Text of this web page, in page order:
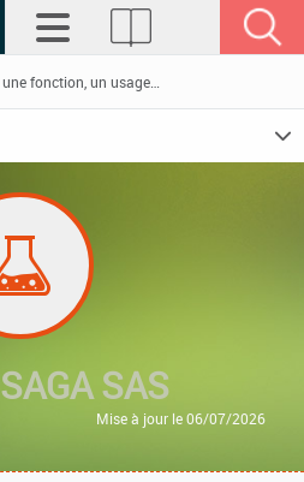
SAGA SAS
Mise à jour le 06/07/2026